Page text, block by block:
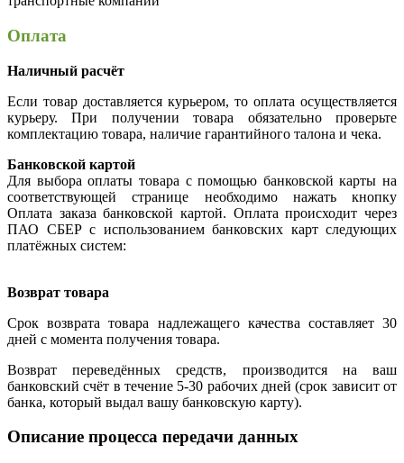
Оплата
Наличный расчёт
Если товар доставляется курьером, то оплата осуществляется
курьеру. При получении товара обязательно проверьте
комплектацию товара, наличие гарантийного талона и чека.
Банковской картой
Для выбора оплаты товара с помощью банковской карты на
соответствующей странице необходимо нажать кнопку
Оплата заказа банковской картой. Оплата происходит через
ПАО СБЕР с использованием банковских карт следующих
платёжных систем:
Возврат товара
Срок возврата товара надлежащего качества составляет 30
дней с момента получения товара.
Возврат переведённых средств, производится на ваш
банковский счёт в течение 5-30 рабочих дней (срок зависит от
банка, который выдал вашу банковскую карту).
Описание процесса передачи данных